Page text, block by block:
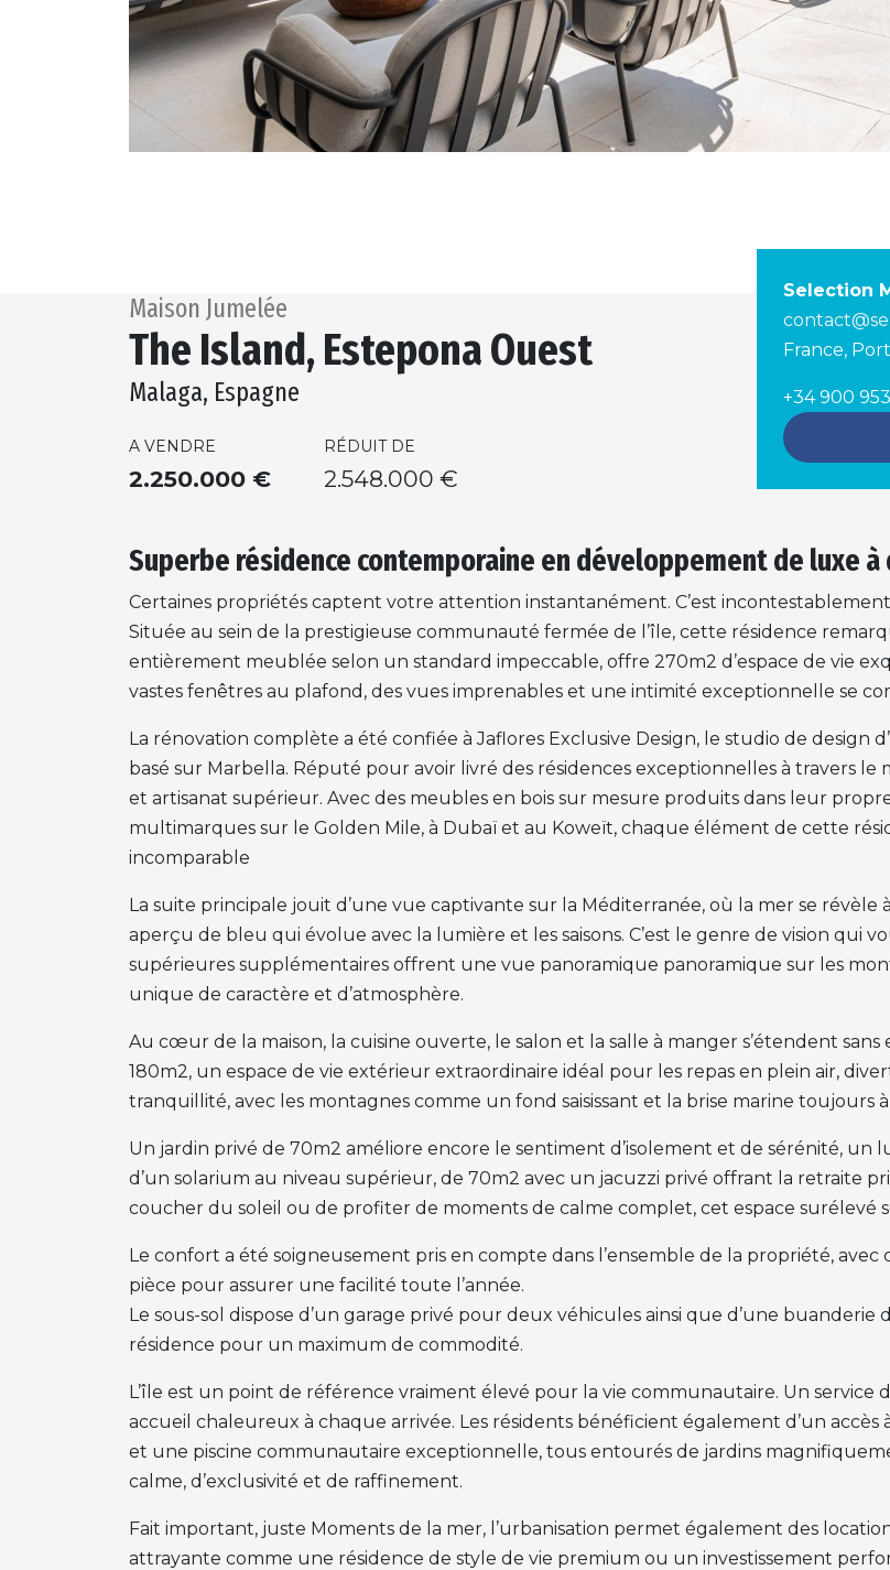
Maison Jumelée
The Island, Estepona Ouest
Malaga, Espagne
A VENDRE
2.250.000 €
RÉDUIT DE
2.548.000 €
Selection
France,
+34 900 953
Superbe résidence contemporaine en développement de luxe
Certaines propriétés captent votre attention instantanément. C’est incontestablement
Située au sein de la prestigieuse communauté fermée de l’île, cette résidence
entièrement meublée selon un standard impeccable, offre 270m2 d’espace de vie
vastes fenêtres au plafond, des vues imprenables et une intimité exceptionnelle se
La rénovation complète a été confiée à Jaflores Exclusive Design, le studio de design
basé sur Marbella. Réputé pour avoir livré des résidences exceptionnelles à travers
et artisanat supérieur. Avec des meubles en bois sur mesure produits dans leur
multimarques sur le Golden Mile, à Dubaï et au Koweït, chaque élément de cette
incomparable
La suite principale jouit d’une vue captivante sur la Méditerranée, où la mer se
aperçu de bleu qui évolue avec la lumière et les saisons. C’est le genre de vision qui
supérieures supplémentaires offrent une vue panoramique panoramique sur les
unique de caractère et d’atmosphère.
Au cœur de la maison, la cuisine ouverte, le salon et la salle à manger s’étendent
180m2, un espace de vie extérieur extraordinaire idéal pour les repas en plein air,
tranquillité, avec les montagnes comme un fond saisissant et la brise marine toujours
Un jardin privé de 70m2 améliore encore le sentiment d’isolement et de sérénité, un
d’un solarium au niveau supérieur, de 70m2 avec un jacuzzi privé offrant la retraite
coucher du soleil ou de profiter de moments de calme complet, cet espace surélevé
Le confort a été soigneusement pris en compte dans l’ensemble de la propriété,
pièce pour assurer une facilité toute l’année.
Le sous-sol dispose d’un garage privé pour deux véhicules ainsi que d’une
résidence pour un maximum de commodité.
L’île est un point de référence vraiment élevé pour la vie communautaire. Un service
accueil chaleureux à chaque arrivée. Les résidents bénéficient également d’un
et une piscine communautaire exceptionnelle, tous entourés de jardins
calme, d’exclusivité et de raffinement.
Fait important, juste Moments de la mer, l’urbanisation permet également des
attrayante comme une résidence de style de vie premium ou un investissement